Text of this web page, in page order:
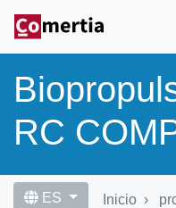
contenido
principal
RC
ES Inicio